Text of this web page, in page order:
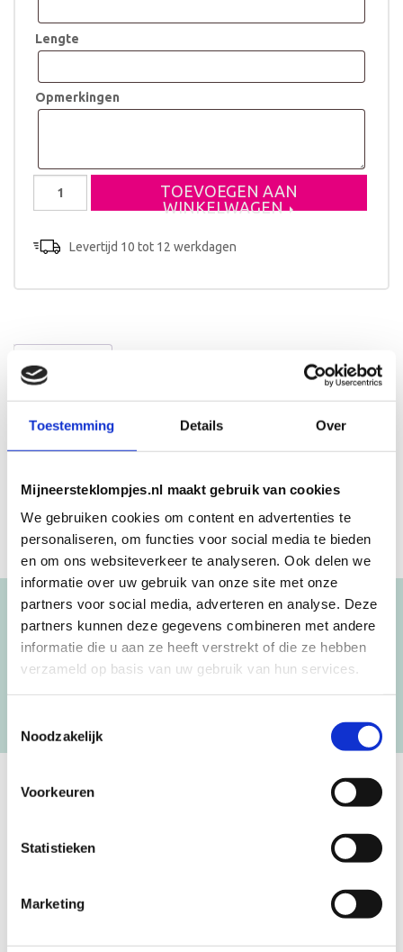
Toestemming Details Over
Mijneersteklompjes.nl maakt gebruik van cookies
We gebruiken cookies om content en advertenties te
personaliseren, om functies voor social media te bieden
en om ons websiteverkeer te analyseren. Ook delen we
informatie over uw gebruik van onze site met onze
partners voor social media, adverteren en analyse. Deze
partners kunnen deze gegevens combineren met andere
informatie die u aan ze heeft verstrekt of die ze hebben
verzameld op basis van uw gebruik van hun services.
Noodzakelijk
Voorkeuren
Statistieken
Marketing
Lengte
Opmerkingen
Esmee
TOEVOEGEN AAN
WINKELWAGEN
Levertijd 10 tot 12 werkdagen
gewicht. Naast de basis heeft het geboortestoeltje ook
mooie bloemetjes als finishing touch.
Blijf op de hoogte!
NIEUWSBRIEF
GEBOORTEKLOMPJES EN
KRAAMCADEAU MET NAAM
Mijneersteklompjes.nl heeft al meer dan 15 jaar ervaring met het